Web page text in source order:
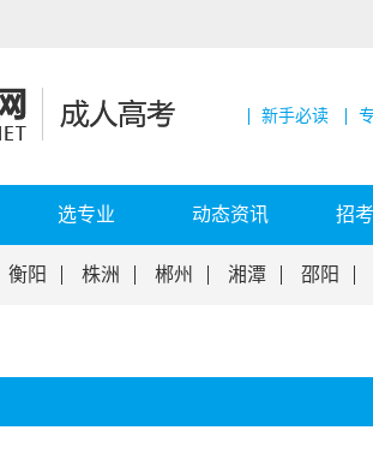
新手必读
选专业 动态资讯 招
衡阳 株洲 郴州 湘潭 邵阳